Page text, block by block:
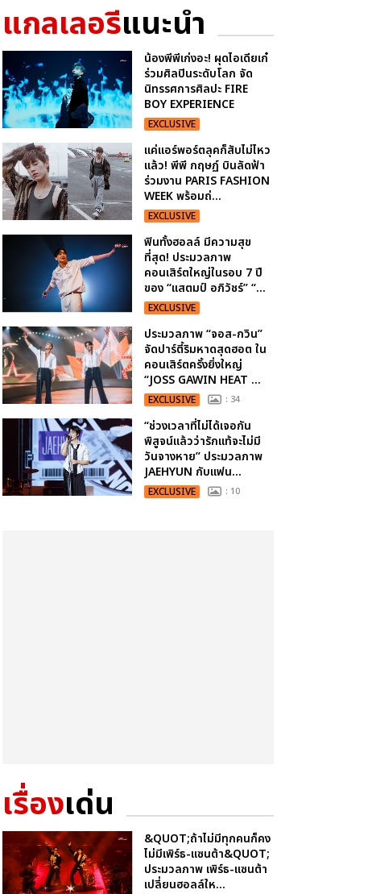
แกลเลอรีแนะนำ
น้องพีพีเก่งอะ! ผุดไอเดียเก๋
ร่วมศิลปินระดับโลก จัด
นิทรรศการศิลปะ FIRE
BOY EXPERIENCE
EXCLUSIVE
แค่แอร์พอร์ตลุคก็สับไม่ไหว
แล้ว! พีพี กฤษฏ์ บินลัดฟ้า
ร่วมงาน PARIS FASHION
WEEK พร้อมถ่...
EXCLUSIVE
ฟินทั้งฮอลล์ มีความสุข
ที่สุด! ประมวลภาพ
คอนเสิร์ตใหญ่ในรอบ 7 ปี
ของ “แสตมป์ อภิวัชร์” “...
EXCLUSIVE
ประมวลภาพ “จอส-กวิน”
จัดปาร์ตี้ริมหาดสุดฮอต ใน
คอนเสิร์ตครั้งยิ่งใหญ่
“JOSS GAWIN HEAT ...
EXCLUSIVE : 34
“ช่วงเวลาที่ไม่ได้เจอกัน
พิสูจน์แล้วว่ารักแท้จะไม่มี
วันจางหาย” ประมวลภาพ
JAEHYUN กับแฟน...
EXCLUSIVE : 10
เรื่องเด่น
&QUOT;ถ้าไม่มีทุกคนก็คง
ไม่มีเพิร์ธ-แซนต้า&QUOT;
ประมวลภาพ เพิร์ธ-แซนต้า
เปลี่ยนฮอลล์ให...